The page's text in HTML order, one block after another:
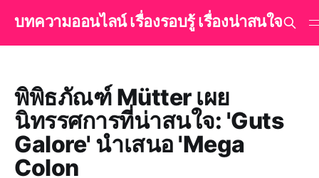
บทความออนไลน์ เรื่องรอบรู้ เรื่องน่าสนใจ
พิพิธภัณฑ์ Mütter เผย
นิทรรศการที่น่าสนใจ: 'Guts
Galore' นำเสนอ 'Mega
Colon